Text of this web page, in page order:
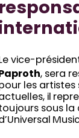
Le vice-
, sera
les artistes
il
sous la